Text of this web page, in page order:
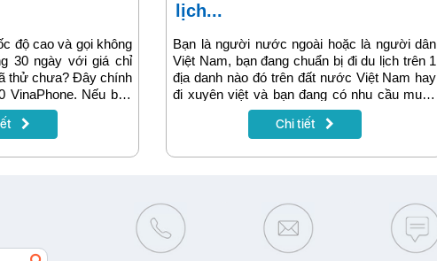
độ cao và gọi không
30 ngày với giá chỉ
thử chưa? Đây chính
VinaPhone. Nếu bạn
thật sự là 1 điều vô
lịch...
Bạn là người nước ngoài hoặc là người dân
Việt Nam, bạn đang chuẩn bị đi du lịch trên 1
địa danh nào đó trên đất nước Việt Nam hay
đi xuyên việt và bạn đang có nhu cầu muốn
tìm hiểu về các gói cước Vinaphone có ưu
đãi dành riêng cho khách hàng du lịch? Bài
phù hợp nhất với nhu cầu sử dụng.
Chi tiết